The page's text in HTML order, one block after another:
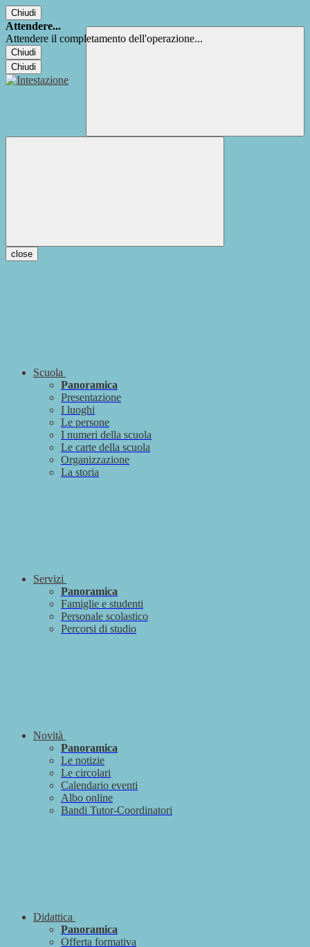
Chiudi
Attendere...
Attendere il completamento dell'operazione...
Chiudi
Chiudi
close
Scuola
Panoramica
Presentazione
I luoghi
Le persone
I numeri della scuola
Le carte della scuola
Organizzazione
La storia
Servizi
Panoramica
Famiglie e studenti
Personale scolastico
Percorsi di studio
Novità
Panoramica
Le notizie
Le circolari
Calendario eventi
Albo online
Bandi Tutor-Coordinatori
Didattica
Panoramica
Offerta formativa